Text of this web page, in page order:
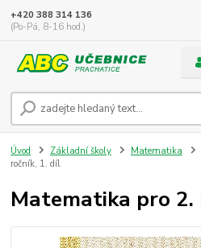
+420 388 314 136
(Po-Pá, 8-16 hod.)
Úvod Základní školy Matematika
ročník, 1. díl
Matematika pro